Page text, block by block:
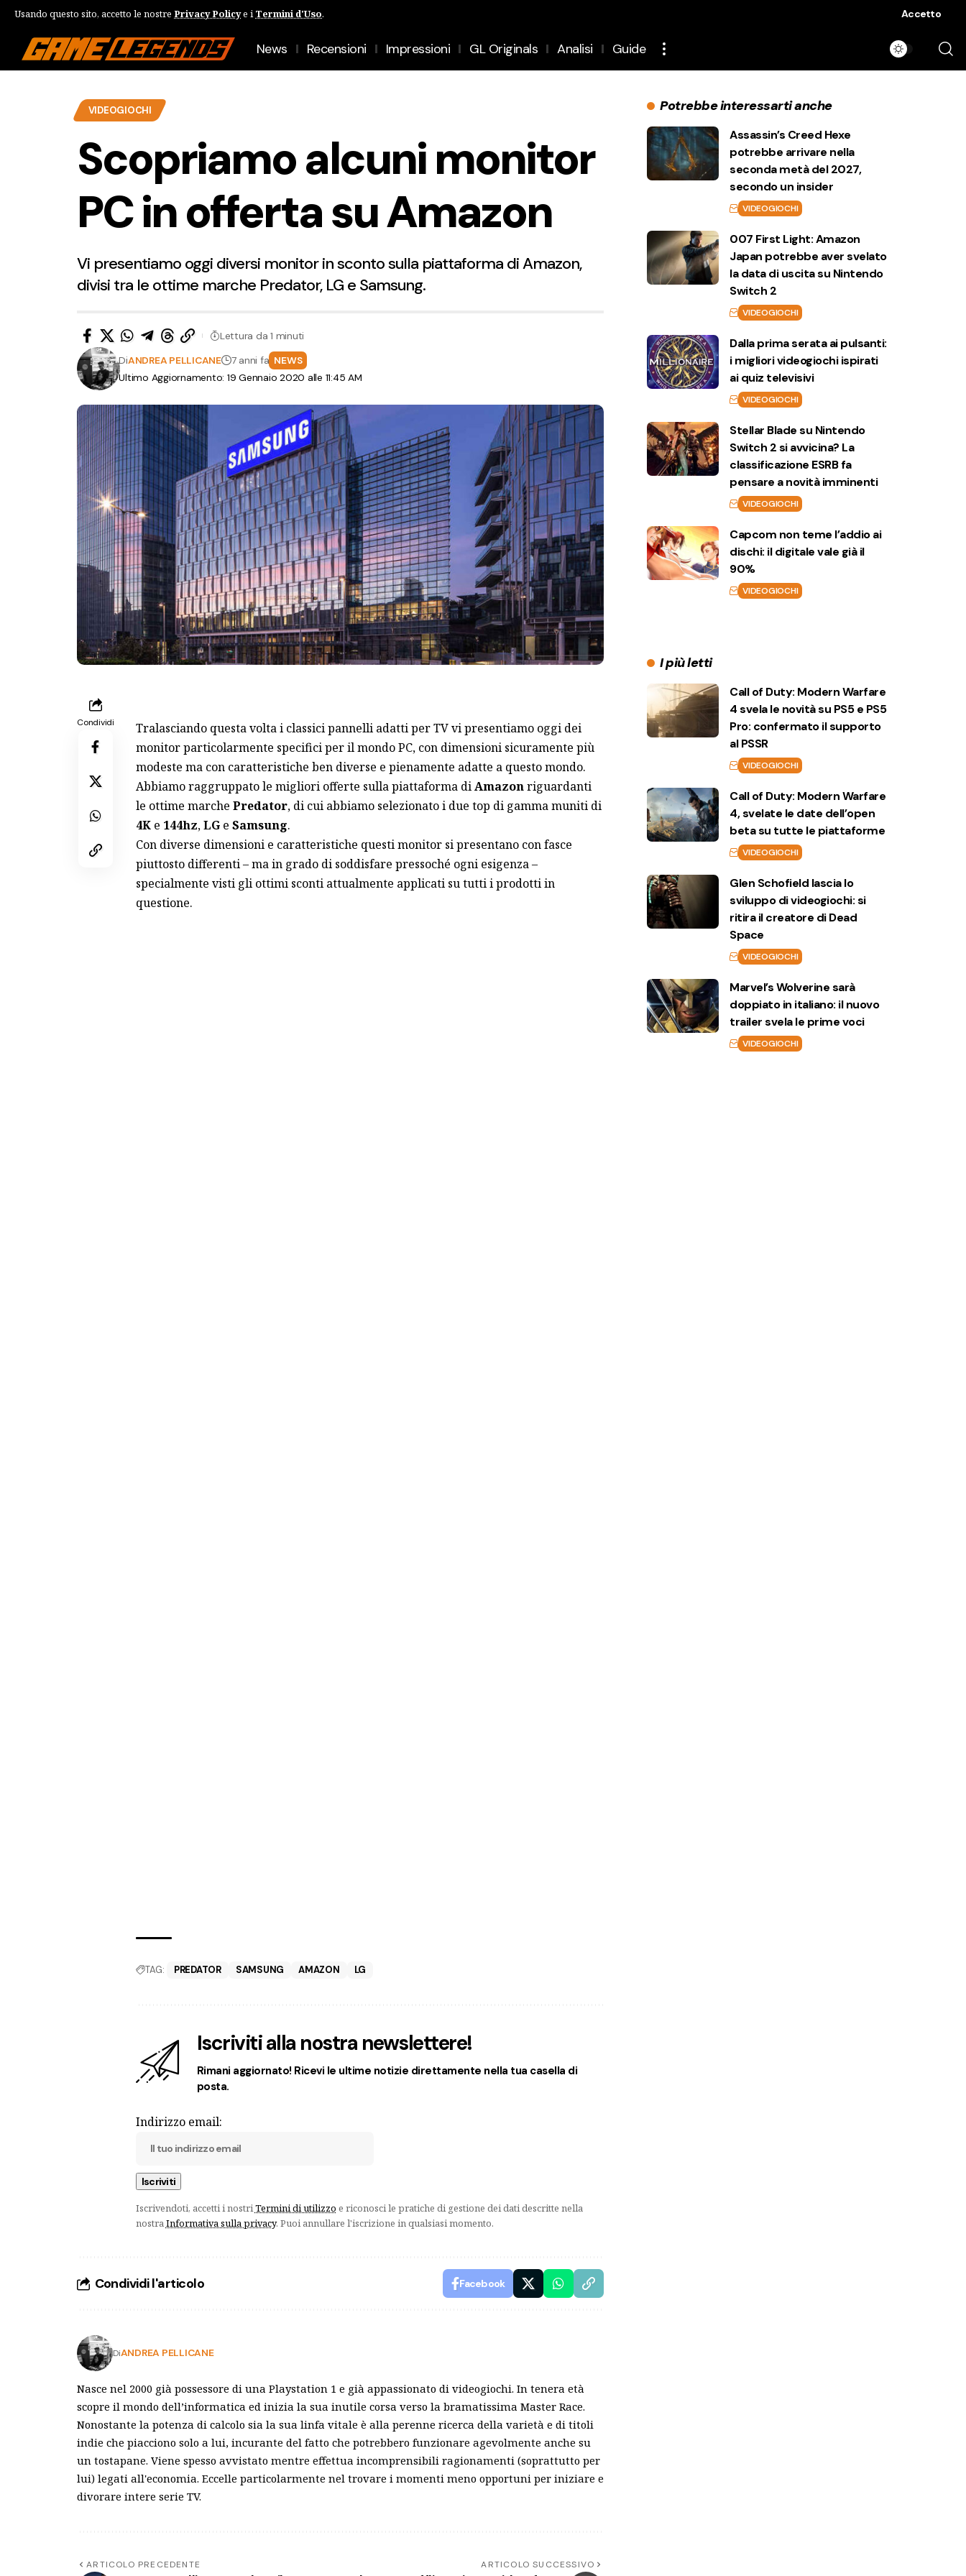
Usando questo sito, accetto le nostre Privacy Policye i Termini d'Uso. Accetto
News Recensioni Impressioni GL Originals Analisi Guide
VIDEOGIOCHI
Scopriamo alcuni monitor
PC in offerta su Amazon
Vi presentiamo oggi diversi monitor in sconto sulla piattaforma di Amazon,
divisi tra le ottime marche Predator, LG e Samsung.
Ultimo Aggiornamento: 19 Gennaio 2020 alle 11:45 AM
DiANDREA PELLICANE 7 anni fa NEWS
Lettura da 1 minuti
Condividi
Tralasciando questa volta i classici pannelli adatti per TV vi presentiamo oggi dei
monitor particolarmente specifici per il mondo PC, con dimensioni sicuramente più
modeste ma con caratteristiche ben diverse e pienamente adatte a questo mondo.
Abbiamo raggruppato le migliori offerte sulla piattaforma diAmazonriguardanti
le ottime marche Predator, di cui abbiamo selezionato i due top di gamma muniti di
4Ke 144hz,LGe Samsung.
Con diverse dimensioni e caratteristiche questi monitor si presentano con fasce
piuttosto differenti – ma in grado di soddisfare pressoché ogni esigenza –
specialmente visti gli ottimi sconti attualmente applicati su tutti i prodotti in
questione.
TAG: PREDATOR SAMSUNG AMAZON LG
Iscriviti alla nostra newslettere!
Rimani aggiornato! Ricevi le ultime notizie direttamente nella tua casella di
posta.
Indirizzo email:
Iscrivendoti, accetti i nostriTermini di utilizzo e riconosci le pratiche di gestione dei dati descritte nella
nostraInformativa sulla privacy. Puoi annullare l'iscrizione in qualsiasi momento.
Condividi l'articolo Facebook
DiANDREA PELLICANE
Nasce nel 2000 già possessore di una Playstation 1 e già appassionato di videogiochi. In tenera età
scopre il mondo dell’informatica ed inizia la sua inutile corsa verso la bramatissima Master Race.
Nonostante la potenza di calcolo sia la sua linfa vitale è alla perenne ricerca della varietà e di titoli
indie che piacciono solo a lui, incurante del fatto che potrebbero funzionare agevolmente anche su
un tostapane. Viene spesso avvistato mentre effettua incomprensibili ragionamenti (soprattutto per
lui) legati all'economia. Eccelle particolarmente nel trovare i momenti meno opportuni per iniziare e
divorare intere serie TV.
ARTICOLO PRECEDENTE ARTICOLO SUCCESSIVO
Potrebbe interessarti anche
Assassin’s Creed Hexe
potrebbe arrivare nella
seconda metà del 2027,
secondo un insider
VIDEOGIOCHI
007 First Light: Amazon
Japan potrebbe aver svelato
la data di uscita su Nintendo
Switch 2
VIDEOGIOCHI
Dalla prima serata ai pulsanti:
i migliori videogiochi ispirati
ai quiz televisivi
VIDEOGIOCHI
Stellar Blade su Nintendo
Switch 2 si avvicina? La
classificazione ESRB fa
pensare a novità imminenti
VIDEOGIOCHI
Capcom non teme l’addio ai
dischi: il digitale vale già il
90%
VIDEOGIOCHI
I più letti
Call of Duty: Modern Warfare
4 svela le novità su PS5 e PS5
Pro: confermato il supporto
al PSSR
VIDEOGIOCHI
Call of Duty: Modern Warfare
4, svelate le date dell’open
beta su tutte le piattaforme
VIDEOGIOCHI
Glen Schofield lascia lo
sviluppo di videogiochi: si
ritira il creatore di Dead
Space
VIDEOGIOCHI
Marvel’s Wolverine sarà
doppiato in italiano: il nuovo
trailer svela le prime voci
VIDEOGIOCHI